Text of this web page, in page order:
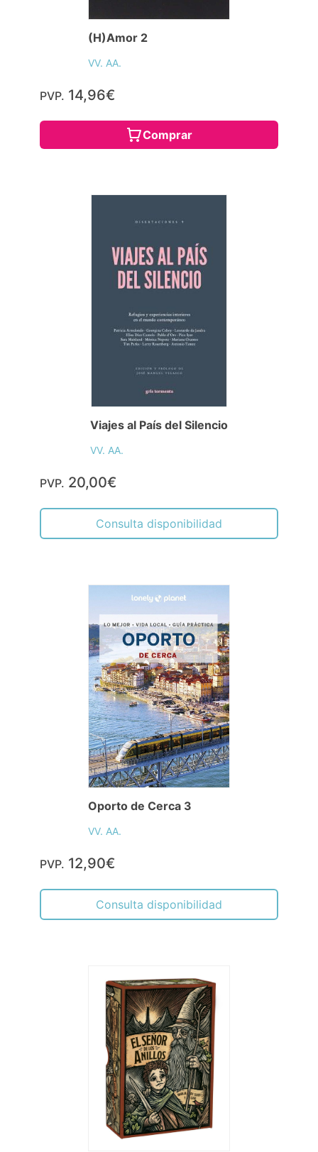
(H)Amor 2
VV. AA.
PVP. 14,96€
Comprar
Viajes al País del Silencio
VV. AA.
PVP. 20,00€
Consulta disponibilidad
Oporto de Cerca 3
VV. AA.
PVP. 12,90€
Consulta disponibilidad